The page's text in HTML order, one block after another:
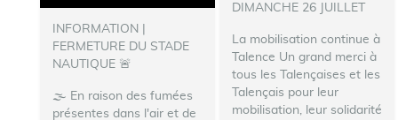
DIMANCHE 26 JUILLET
La mobilisation continue à
Talence Un grand merci à
tous les Talençaises et les
Talençais pour leur
mobilisation, leur solidarité
INFORMATION |
FERMETURE DU STADE
NAUTIQUE 🚨
🌫️ En raison des fumées
présentes dans l'air et de